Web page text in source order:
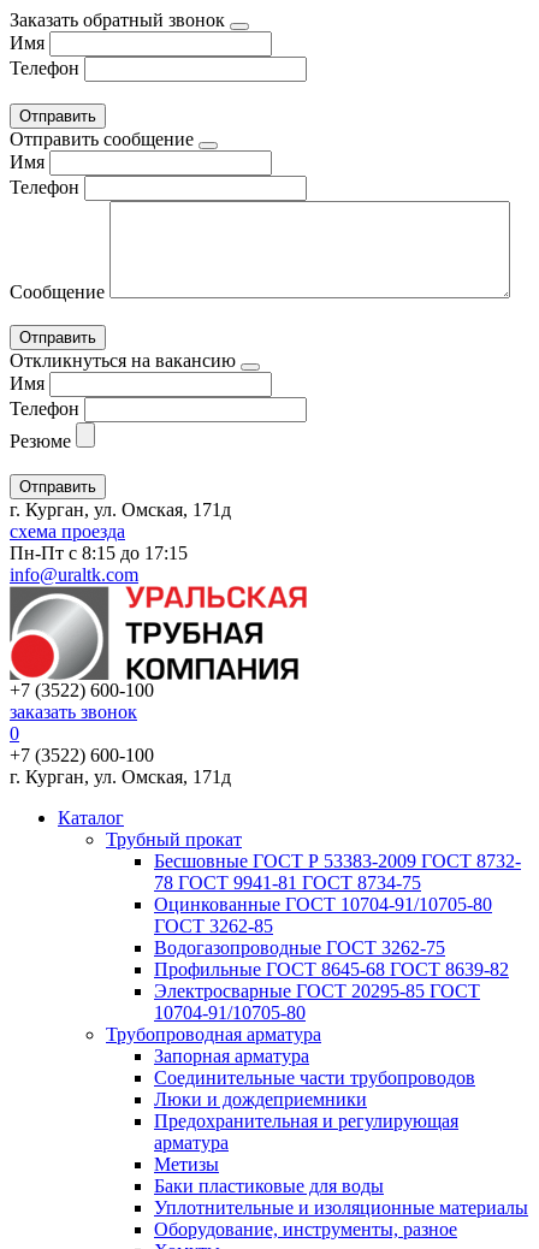
Заказать обратный звонок
Имя
Телефон
Отправить сообщение
Имя
Телефон
Сообщение
Откликнуться на вакансию
Имя
Телефон
Резюме
г. Курган, ул. Омская, 171д
схема проезда
Пн-Пт с 8:15 до 17:15
info@uraltk.com
+7 (3522) 600-100
заказать звонок
0
+7 (3522) 600-100
г. Курган, ул. Омская, 171д
Каталог
Трубный прокат
Беcшовные ГОСТ Р 53383-2009 ГОСТ 8732-
78 ГОСТ 9941-81 ГОСТ 8734-75
Оцинкованные ГОСТ 10704-91/10705-80
ГОСТ 3262-85
Водогазопроводные ГОСТ 3262-75
Профильные ГОСТ 8645-68 ГОСТ 8639-82
Электросварные ГОСТ 20295-85 ГОСТ
10704-91/10705-80
Трубопроводная арматура
Запорная арматура
Соединительные части трубопроводов
Люки и дождеприемники
Предохранительная и регулирующая
арматура
Метизы
Баки пластиковые для воды
Уплотнительные и изоляционные материалы
Оборудование, инструменты, разное